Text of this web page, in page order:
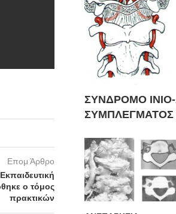
Επομ Άρθρο
ο τόμος
πρακτικών
ΣΥΝΔΡΟΜΟ
ΣΥΜΠΛΕΓΜΑΤΟΣ